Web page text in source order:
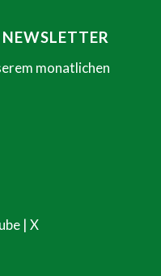
monatlichen
|X